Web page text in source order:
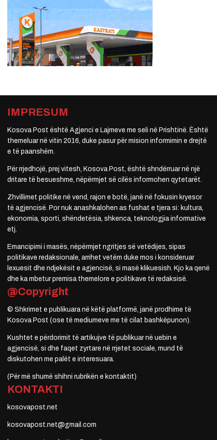
IMPRESUM
Kosova Post është Agjenci e Lajmeve me seli në Prishtinë. Është
themeluar në vitin 2016, duke pasur për mision informimin e drejtë
e të paanshëm.
Për rrjedhojë, prej vitesh, Kosova Post, është shndërruar në një
dritare të besueshme, nëpërmjet së cilës informohen qytetarët.
Zhvillimet politike në vend, rajon e botë, janë në fokusin kryesor
të agjencisë. Por nuk anashkalohen as fushat e tjera si: kultura,
ekonomia, sporti, shëndetësia, shkenca, teknologjia informative
etj.
Emancipimi i masës, nëpërmjet ngritjes së vetëdijes, sipas
politikave redaksionale, arrihet vetëm duke mos i konsideruar
lexuesit dhe ndjekësit e agjencisë, si masë klikuesish. Kjo ka qenë
dhe ka mbetur premisa themelore e politikave të redaksisë.
@Copyright
© Shkrimet e publikuara në këtë platformë, janë prodhime të
Kosova Post (ose të mediumeve me të cilat bashkëpunon).
Kushtet e përdorimit të artikujve të publikuar në uebin e
agjencisë, si dhe faqet zyrtare në rrjetet sociale, mund të
diskutohen me palët e interesuara.
(Për më shumë shihni rubrikën e kontaktit)
KONTAKTI
kosovapost.net
kosovapost.net@gmail.com